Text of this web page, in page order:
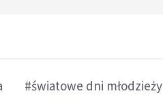
#światowe dni młodzieży